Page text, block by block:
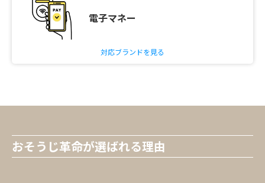
電子マネー
対応ブランドを見る
おそうじ革命が選ばれる理由